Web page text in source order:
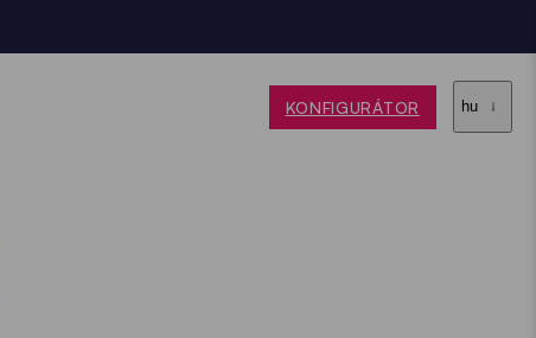
KONFIGURÁTOR hu